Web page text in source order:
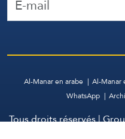
Al-Manar en arabe Al-Manar
WhatsApp
Tous droits réservés |